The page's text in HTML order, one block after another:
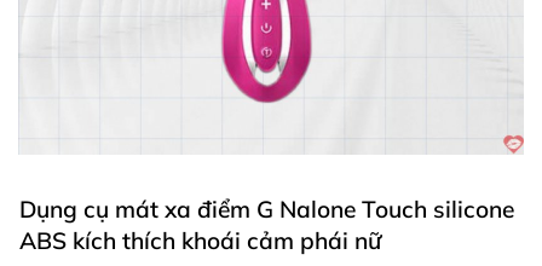
Dụng cụ mát xa điểm G Nalone Touch silicone
ABS kích thích khoái cảm phái nữ